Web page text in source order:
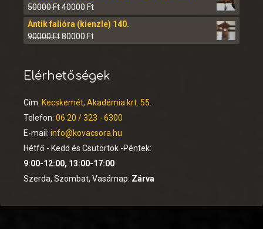
50000Ft40000 Ft
Antik falióra (kienzle) 140.
90000Ft80000 Ft
Elérhetőségek
Cím: Kecskemét, Akadémia krt. 55.
Telefon: 06 20 / 323 - 6300
E-mail: info@kovacsora.hu
Hétfő - Kedd és Csütörtök -Péntek:
9:00-12:00, 13:00-17:00
Szerda, Szombat, Vasárnap: Zárva